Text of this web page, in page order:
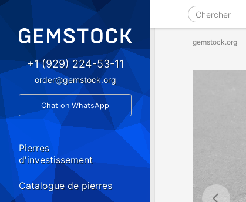
gemstock.org
+1 (929) 224-53-11
order@gemstock.org
Chat on WhatsApp
Pierres
d'investissement
Catalogue de pierres